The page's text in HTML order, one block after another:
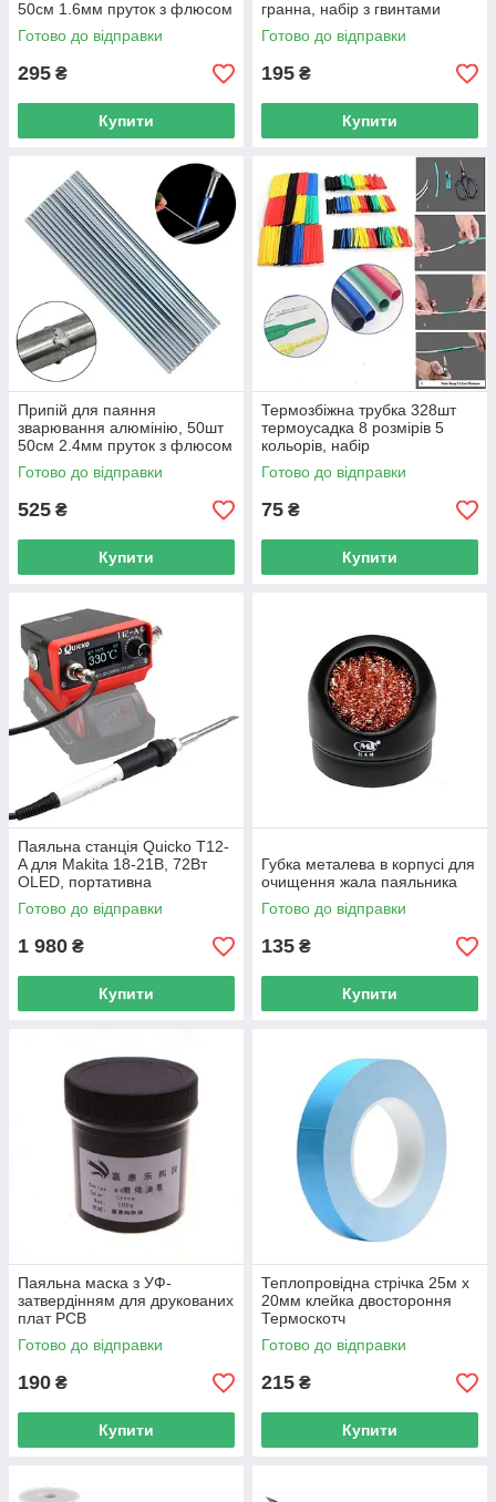
50см 1.6мм пруток з флюсом
Готово до відправки
295 ₴
Купити
гранна, набір з гвинтами
Готово до відправки
195 ₴
Купити
Припій для паяння
зварювання алюмінію, 50шт
50см 2.4мм пруток з флюсом
Готово до відправки
525 ₴
Купити
Термозбіжна трубка 328шт
термоусадка 8 розмірів 5
кольорів, набір
Готово до відправки
75 ₴
Купити
Паяльна станція Quicko T12-
A для Makita 18-21В, 72Вт
OLED, портативна
Готово до відправки
1 980 ₴
Купити
Губка металева в корпусі для
очищення жала паяльника
Готово до відправки
135 ₴
Купити
Паяльна маска з УФ-
затвердінням для друкованих
плат PCB
Готово до відправки
190 ₴
Купити
Теплопровідна стрічка 25м x
20мм клейка двостороння
Термоскотч
Готово до відправки
215 ₴
Купити